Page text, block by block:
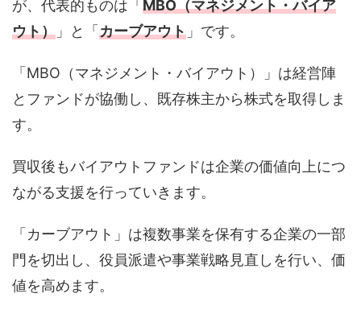
が、代表的ものは「 MBO（マネジメント・バイア
ウト） 」と「 カーブアウト 」です。
「MBO（マネジメント・バイアウト）」は経営陣
とファンドが協働し、既存株主から株式を取得しま
す。
買収後もバイアウトファンドは企業の価値向上につ
ながる支援を行っていきます。
「カーブアウト」は複数事業を保有する企業の一部
門を切出し、役員派遣や事業戦略見直しを行い、価
値を高めます。